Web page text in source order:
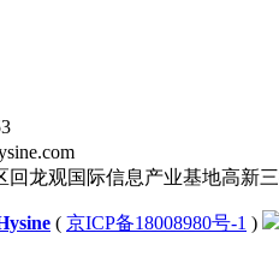
回龙观国际信息产业基地高新
( 京ICP备18008980号-1 )